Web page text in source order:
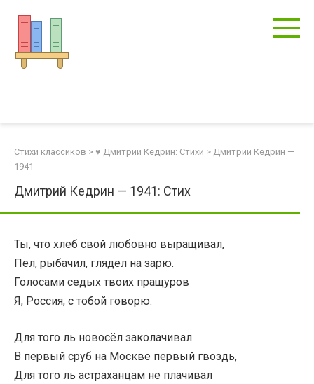
контенту
Стихи классиков > ♥ Дмитрий Кедрин: Стихи > Дмитрий Кедрин —
1941
Дмитрий Кедрин — 1941: Стих
Ты, что хлеб свой любовно выращивал,
Пел, рыбачил, глядел на зарю.
Голосами седых твоих пращуров
Я, Россия, с тобой говорю.
Для того ль новосёл заколачивал
В первый сруб на Москве первый гвоздь,
Для того ль астраханцам не плачивал